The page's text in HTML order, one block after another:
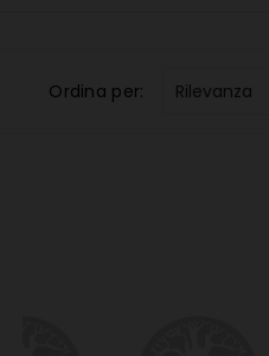
Ordina per: Rilevanza